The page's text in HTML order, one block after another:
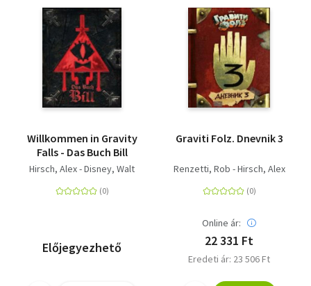
Willkommen in Gravity
Falls - Das Buch Bill
Hirsch, Alex - Disney, Walt
Előjegyezhető
Graviti Folz. Dnevnik 3
Renzetti, Rob - Hirsch, Alex
Online ár:
22 331 Ft
Eredeti ár: 23 506 Ft